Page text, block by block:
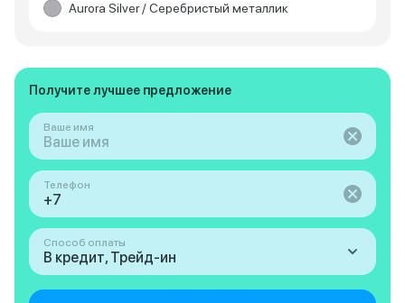
Aurora Silver / Серебристый металлик
Получите лучшее предложение
Ваше имя
Телефон
Способ оплаты
В кредит, Трейд-ин